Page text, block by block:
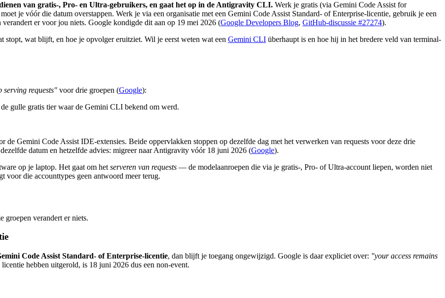
van gratis-, Pro- en Ultra-gebruikers, en gaat het op in de Antigravity CLI. Werk je gratis (via Gemini Code Assist for
je vóór die datum overstappen. Werk je via een organisatie met een Gemini Code Assist Standard- of Enterprise-licentie, gebruik je een
er voor jou niets. Google kondigde dit aan op 19 mei 2026 (Google Developers Blog, GitHub-discussie #27274).
wat blijft, en hoe je opvolger eruitziet. Wil je eerst weten wat een Gemini CLI überhaupt is en hoe hij in het bredere veld van terminal-
serving requests" voor drie groepen (Google):
gulle gratis tier waar de Gemini CLI bekend om werd.
Gemini Code Assist IDE-extensies. Beide oppervlakken stoppen op dezelfde dag met het verwerken van requests voor deze drie
datum en hetzelfde advies: migreer naar Antigravity vóór 18 juni 2026 (Google).
op je laptop. Het gaat om het serveren van requests — de modelaanroepen die via je gratis-, Pro- of Ultra-account liepen, worden niet
voor die accounttypes geen antwoord meer terug.
groepen verandert er niets.
Code Assist Standard- of Enterprise-licentie, dan blijft je toegang ongewijzigd. Google is daar expliciet over: "your access remains
hebben uitgerold, is 18 juni 2026 dus een non-event.